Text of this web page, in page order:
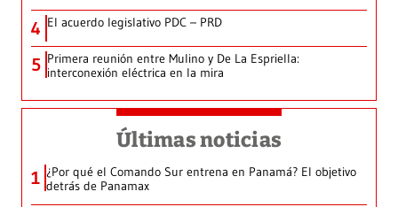
4 El acuerdo legislativo PDC – PRD
5 Primera reunión entre Mulino y De La Espriella:
interconexión eléctrica en la mira
Últimas noticias
1 ¿Por qué el Comando Sur entrena en Panamá? El objetivo
detrás de Panamax